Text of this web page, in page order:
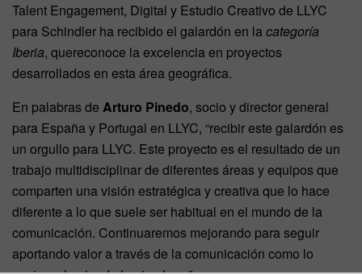
Talent Engagement, Digital y Estudio Creativo de LLYC
para Schindler ha recibido el galardón en lacategoría
Iberia, quereconoce la excelencia en proyectos
desarrollados en esta área geográfica.
En palabras de Arturo Pinedo, socio y director general
para España y Portugal en LLYC, “recibir este galardón es
un orgullo para LLYC. Este proyecto es el resultado de un
trabajo multidisciplinar de diferentes áreas y equipos que
comparten una visión estratégica y creativa que lo hace
diferente a lo que suele ser habitual en el mundo de la
comunicación. Continuaremos mejorando para seguir
aportando valor a través de la comunicación como lo